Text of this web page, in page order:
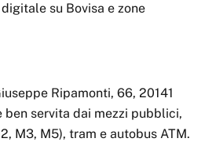
su Bovisa e zone
Ripamonti, 66, 20141
ben servita dai mezzi pubblici,
M3, M5), tram e autobus ATM.